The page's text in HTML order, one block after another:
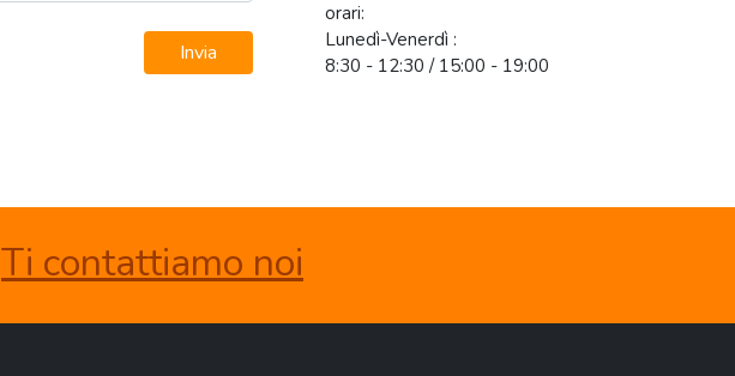
Invia
orari:
Lunedì-Venerdì :
8:30 - 12:30 / 15:00 - 19:00
Ti contattiamo noi